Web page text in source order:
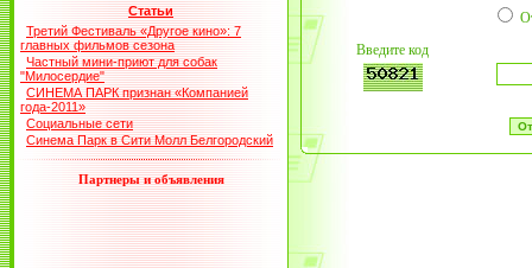
Статьи
Третий Фестиваль «Другое кино»: 7
главных фильмов сезона
Частный мини-приют для собак
"Милосердие"
СИНЕМА ПАРК признан «Компанией
года-2011»
Социальные сети
Синема Парк в Сити Молл Белгородский
Партнеры и объявления
Введите код